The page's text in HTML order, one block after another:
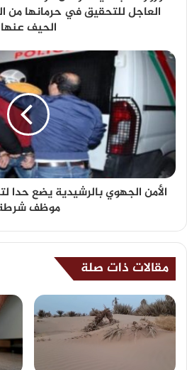
العاجل للتحقيق في حرمانها من
الحيف عنها
الأمن الجهوي بالرشيدية يضع
موظف
مقالات ذات صلة